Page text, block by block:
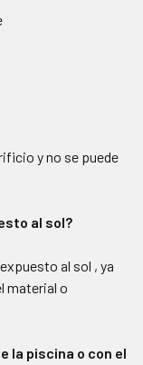
y no se puede
al sol?
al sol , ya
material o
la piscina o con el